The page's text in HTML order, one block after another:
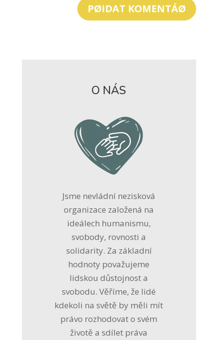
PØIDAT KOMENTÁØ
O NÁS
Jsme nevládní nezisková
organizace založená na
ideálech humanismu,
svobody, rovnosti a
solidarity. Za základní
hodnoty považujeme
lidskou důstojnost a
svobodu. Věříme, že lidé
kdekoli na světě by měli mít
právo rozhodovat o svém
životě a sdílet práva